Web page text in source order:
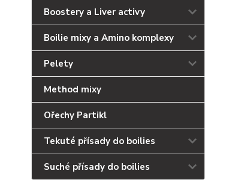
Boostery a Liver activy
Boilie mixy a Amino komplexy
Pelety
Method mixy
Ořechy Partikl
Tekuté přísady do boilies
Suché přísady do boilies